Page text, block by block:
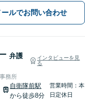
」「相続問題：遺産分割
ブルから遺留分をめぐる
タルサポート」【WEB面
ールでお問い合わせ
弁護
インタビューを見
る
務所
自衛隊前駅
から徒歩8分
営業時間：本
日定休日